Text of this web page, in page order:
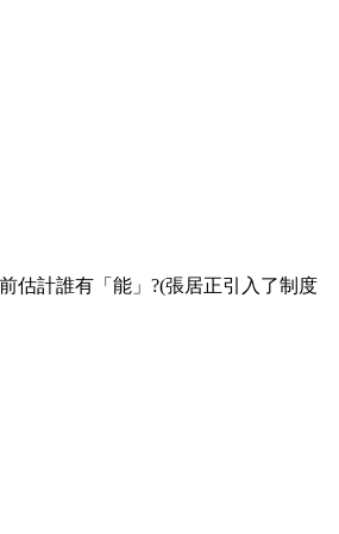
估計誰有「能」?(張居正引入了制度